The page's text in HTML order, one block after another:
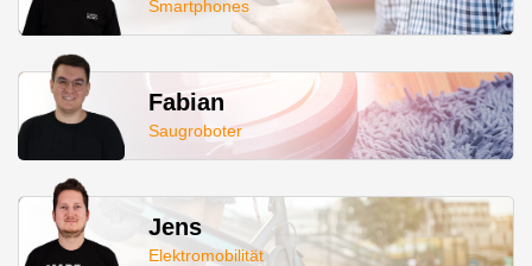
Smartphones
Fabian
Saugroboter
Jens
Elektromobilität